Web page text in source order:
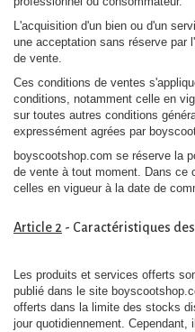
L'acquisition d'un bien ou d'un
une acceptation sans réserve par
de vente.
Ces conditions de ventes
conditions, notamment celle en
sur toutes autres conditions
expressément agrées par
boyscootshop.com se réserve la
de vente à tout moment. Dans ce
celles en vigueur à la date de
Article 2 - Caractéristiques
Les produits et services offerts
publié dans le site
offerts dans la limite des stocks
jour quotidiennement. Cependant,